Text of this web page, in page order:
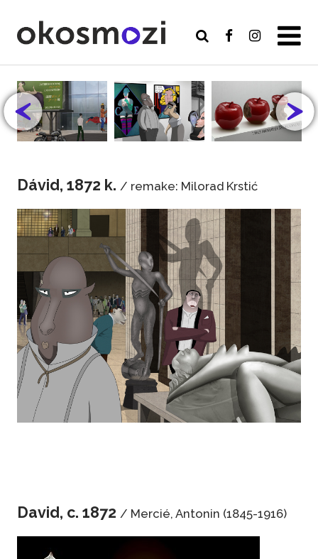
Dávid, 1872 k. / remake: Milorad Krstić
David, c. 1872 / Mercié, Antonin (1845-1916)